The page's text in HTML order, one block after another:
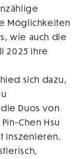
Möglichkeiten
wie auch die
2025 ihre
sich dazu,
Duos von
Chen Hsu
inszenieren.